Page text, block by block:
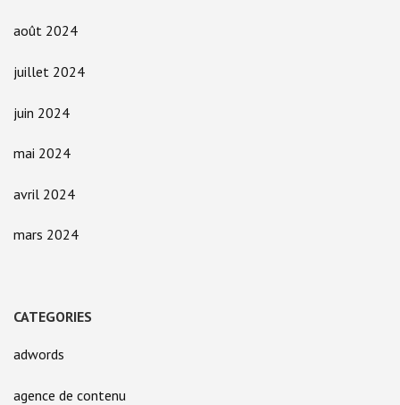
août 2024
juillet 2024
juin 2024
mai 2024
avril 2024
mars 2024
CATEGORIES
adwords
agence de contenu